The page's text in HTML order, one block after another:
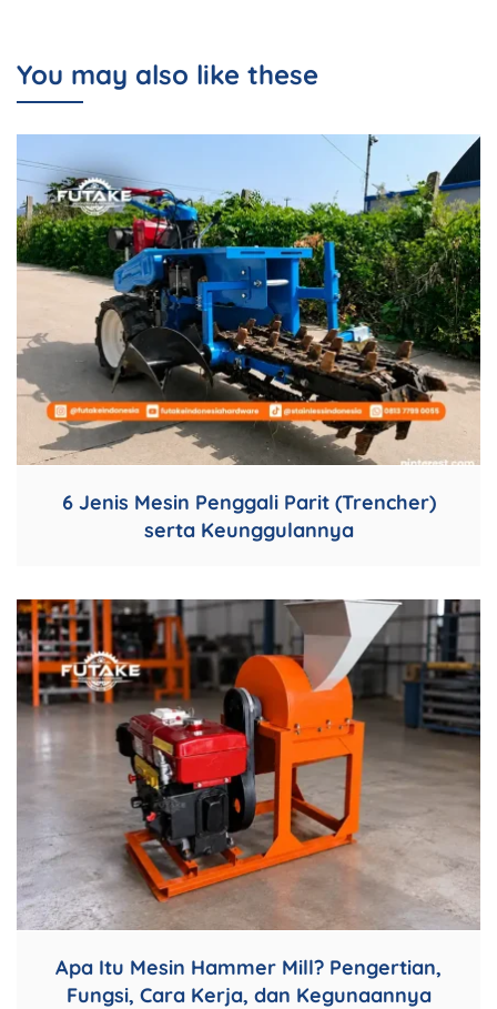
You may also like these
6 Jenis Mesin Penggali Parit (Trencher)
serta Keunggulannya
Apa Itu Mesin Hammer Mill? Pengertian,
Fungsi, Cara Kerja, dan Kegunaannya